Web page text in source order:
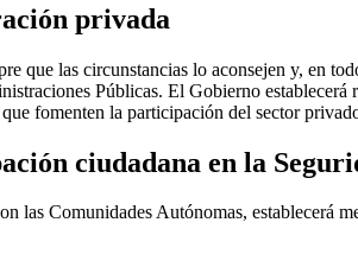
privada
que las circunstancias lo aconsejen y, en
Públicas. El Gobierno
que fomenten la participación del sector
ciudadana en la
las Comunidades Autónomas, establecerá